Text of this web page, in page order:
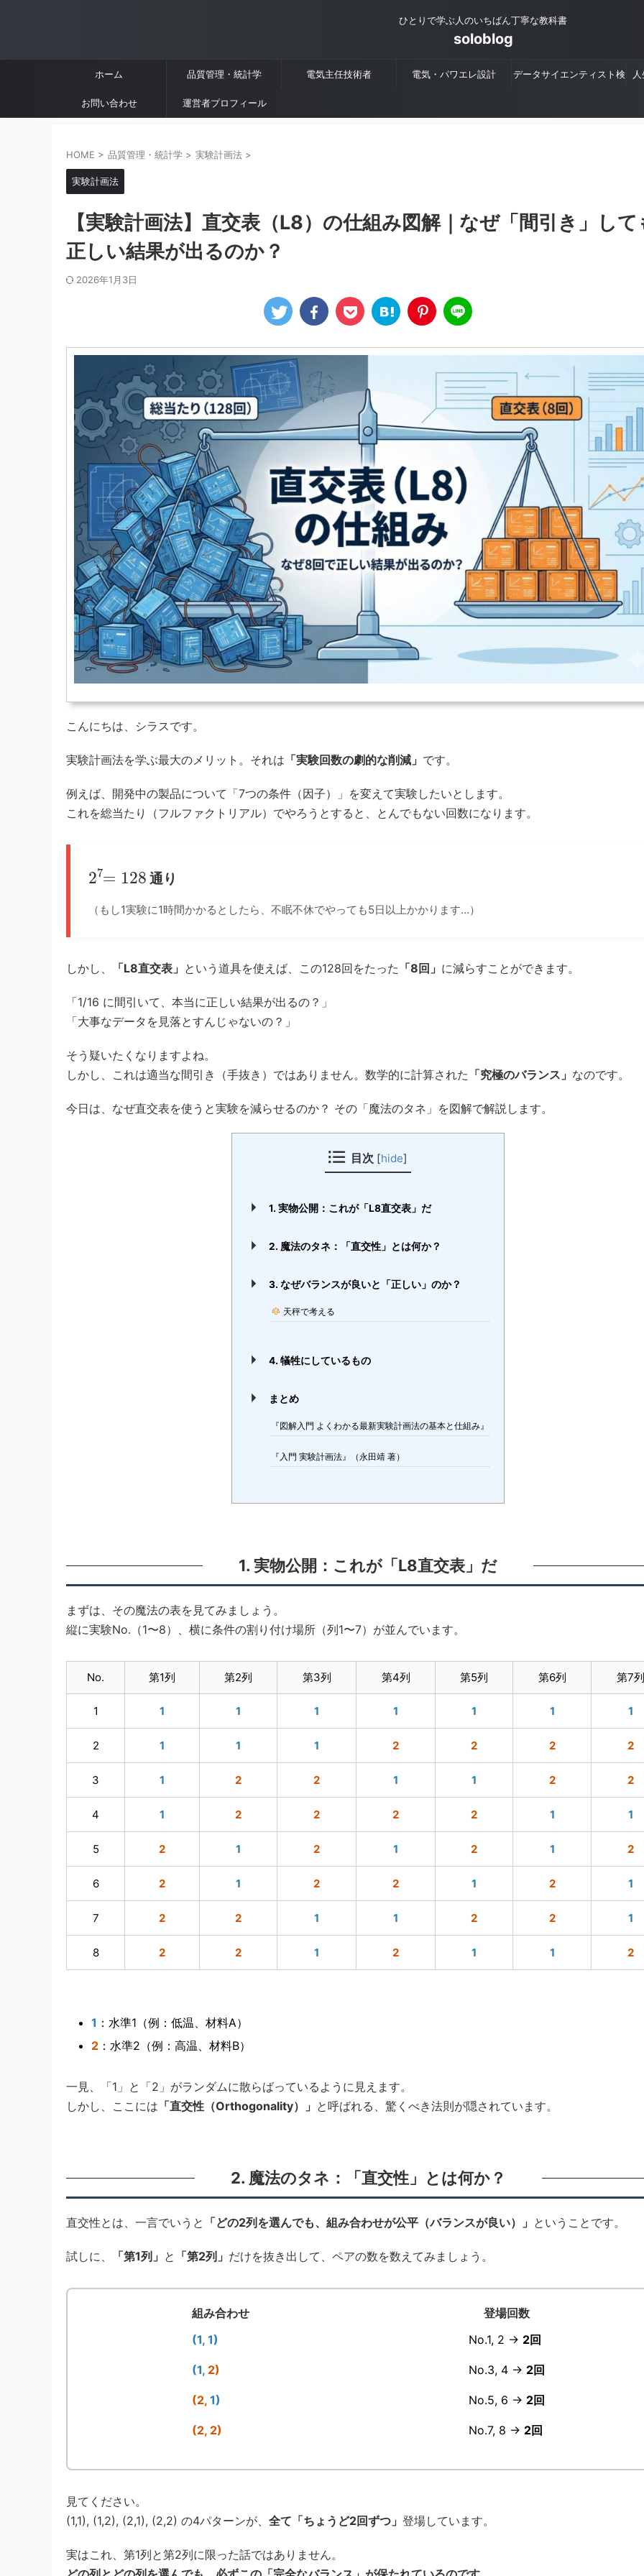
ひとりで学ぶ人のいちばん丁寧な教科書
soloblog
ホーム 品質管理・統計学 電気主任技術者 電気・パワエレ設計 データサイエンティスト検
お問い合わせ 運営者プロフィール
HOME > 品質管理・統計学 > 実験計画法 >
実験計画法
【実験計画法】直交表（L8）の仕組み図解｜なぜ「間引き」して
正しい結果が出るのか？
2026年1月3日
こんにちは、シラスです。
実験計画法を学ぶ最大のメリット。それは 「実験回数の劇的な削減」 です。
例えば、開発中の製品について「7つの条件（因子）」を変えて実験したいとします。
これを総当たり（フルファクトリアル）でやろうとすると、とんでもない回数になります。
通り
（もし1実験に1時間かかるとしたら、不眠不休でやっても5日以上かかります…）
しかし、 「L8直交表」 という道具を使えば、この128回をたった 「8回」 に減らすことができます。
「1/16 に間引いて、本当に正しい結果が出るの？」
「大事なデータを見落とすんじゃないの？」
そう疑いたくなりますよね。
しかし、これは適当な間引き（手抜き）ではありません。数学的に計算された 「究極のバランス」 なのです。
今日は、なぜ直交表を使うと実験を減らせるのか？ その「魔法のタネ」を図解で解説します。
目次 [hide]
1. 実物公開：これが「L8直交表」だ
2. 魔法のタネ：「直交性」とは何か？
3. なぜバランスが良いと「正しい」のか？
天秤で考える
4. 犠牲にしているもの
まとめ
『図解入門 よくわかる最新実験計画法の基本と仕組み』
『入門 実験計画法』（永田靖 著）
1. 実物公開：これが「L8直交表」だ
まずは、その魔法の表を見てみましょう。
縦に実験No.（1〜8）、横に条件の割り付け場所（列1〜7）が並んでいます。
No. 第1列 第2列 第3列 第4列 第5列 第6列 第7列
1 1 1 1 1 1 1 1
2 1 1 1 2 2 2 2
3 1 2 2 1 1 2 2
4 1 2 2 2 2 1 1
5 2 1 2 1 2 1 2
6 2 1 2 2 1 2 1
7 2 2 1 1 2 2 1
8 2 2 1 2 1 1 2
1 ：水準1（例：低温、材料A）
2 ：水準2（例：高温、材料B）
一見、「1」と「2」がランダムに散らばっているように見えます。
しかし、ここには 「直交性（Orthogonality）」 と呼ばれる、驚くべき法則が隠されています。
2. 魔法のタネ：「直交性」とは何か？
直交性とは、一言でいうと 「どの2列を選んでも、組み合わせが公平（バランスが良い）」 ということです。
試しに、 「第1列」 と 「第2列」 だけを抜き出して、ペアの数を数えてみましょう。
組み合わせ
(1, 1)
(1, 2)
(2, 1)
(2, 2)
登場回数
No.1, 2 → 2回
No.3, 4 → 2回
No.5, 6 → 2回
No.7, 8 → 2回
見てください。
(1,1), (1,2), (2,1), (2,2) の4パターンが、 全て「ちょうど2回ずつ」 登場しています。
実はこれ、第1列と第2列に限った話ではありません。